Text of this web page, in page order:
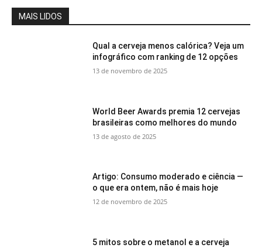
MAIS LIDOS
Qual a cerveja menos calórica? Veja um
infográfico com ranking de 12 opções
13 de novembro de 2025
World Beer Awards premia 12 cervejas
brasileiras como melhores do mundo
13 de agosto de 2025
Artigo: Consumo moderado e ciência —
o que era ontem, não é mais hoje
12 de novembro de 2025
5 mitos sobre o metanol e a cerveja